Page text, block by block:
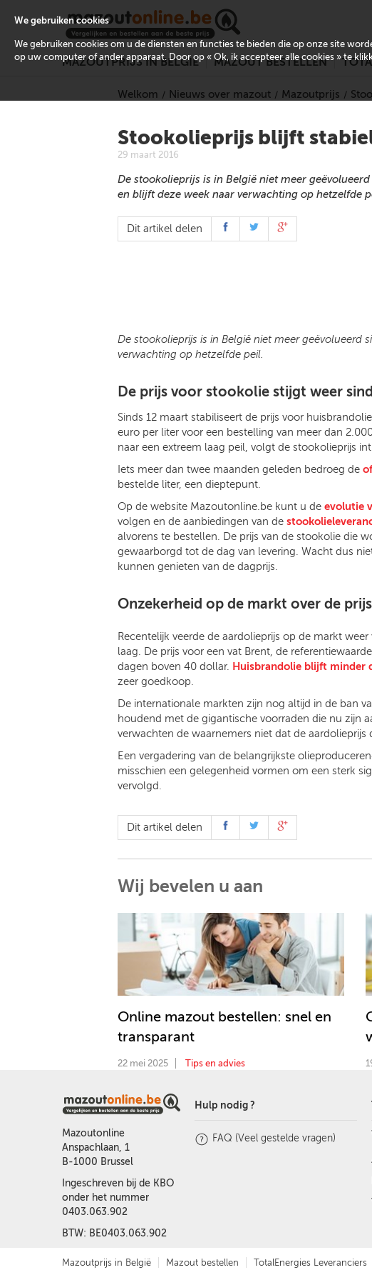
MAZOUTPRIJS IN BELGIË MAZOUT BESTELLEN
Welkom Nieuws over mazout Mazoutprijs
Stookolieprijs blijft
29 maart 2016
De stookolieprijs is in België niet meer
en blijft deze week naar verwachting op hetzelfde
Dit artikel delen
De stookolieprijs is in België niet meer geëvolueerd
verwachting op hetzelfde peil.
De prijs voor stookolie stijgt weer
Sinds 12 maart stabiliseert de prijs voor
euro per liter voor een bestelling van meer dan
naar een extreem laag peil, volgt de stookolieprijs
Iets meer dan twee maanden geleden bedroeg de
bestelde liter, een dieptepunt.
Op de website Mazoutonline.be kunt u de evolutie
volgen en de aanbiedingen van de
alvorens te bestellen. De prijs van de stookolie die
gewaarborgd tot de dag van levering. Wacht dus
kunnen genieten van de dagprijs.
Onzekerheid op de markt over de
Recentelijk veerde de aardolieprijs op de markt
laag. De prijs voor een vat Brent, de
dagen boven 40 dollar. Huisbrandolie blijft minder
zeer goedkoop.
De internationale markten zijn nog altijd in de ban
houdend met de gigantische voorraden die nu zijn
verwachten de waarnemers niet dat de
Een vergadering van de belangrijkste
misschien een gelegenheid vormen om een sterk
vervolgd.
Dit artikel delen
Wij bevelen u aan
Online mazout bestellen: snel en
transparant
22 mei 2025 Tips en advies
Mazoutonline
Anspachlaan, 1
B-1000 Brussel
Ingeschreven bij de KBO
onder het nummer
0403.063.902
BTW: BE0403.063.902
Hulp nodig ?
FAQ (Veel gestelde vragen)
Mazoutprijs in België Mazout bestellen TotalEnergies Leveranciers
We gebruiken cookies
We gebruiken cookies om u de diensten en functies te bieden die op onze site
op uw computer of ander apparaat. Door op « Ok, ik accepteer alle cookies » te